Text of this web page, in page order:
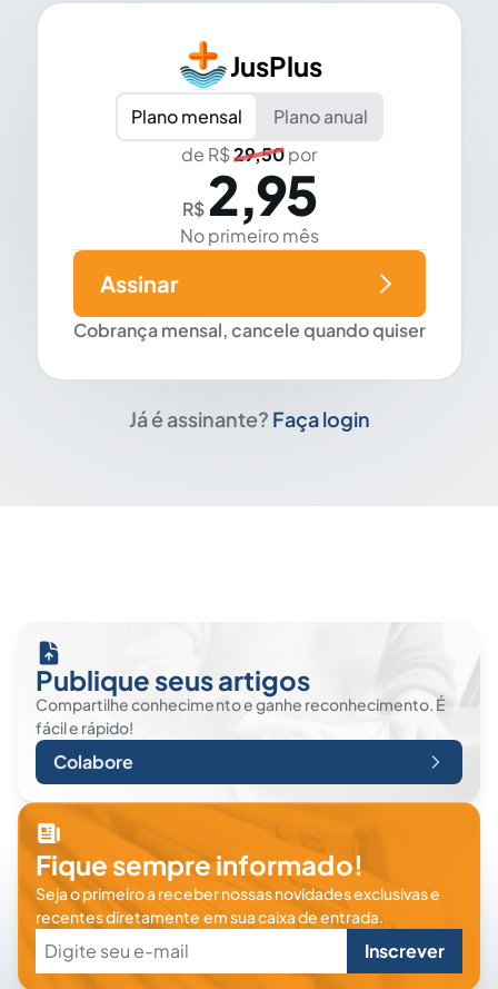
JusPlus
Plano mensal
Plano anual
de R$29,50por
R$ 2,95
No primeiro mês
Cobrança mensal, cancele quando quiser
Assinar
Já é assinante? Faça login
Publique seus artigos
Compartilhe conhecimento e ganhe reconhecimento. É
fácil e rápido!
Colabore
Fique sempre informado!
Seja o primeiro a receber nossas novidades exclusivas e
recentes diretamente em sua caixa de entrada.
Inscrever